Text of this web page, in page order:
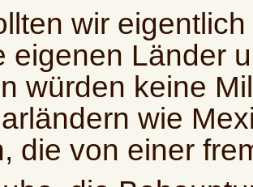
wir
eigenen Länder
würden keine
wie
die von einer